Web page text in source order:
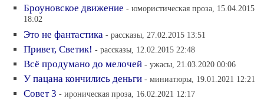
Броуновское движение - юмористическая проза, 15.04.2015
18:02
Это не фантастика - рассказы, 27.02.2015 13:51
Привет, Светик! - рассказы, 12.02.2015 22:48
Всё продумано до мелочей - ужасы, 21.03.2020 00:06
У пацана кончились деньги - миниатюры, 19.01.2021 12:21
Совет 3 - ироническая проза, 16.02.2021 12:17